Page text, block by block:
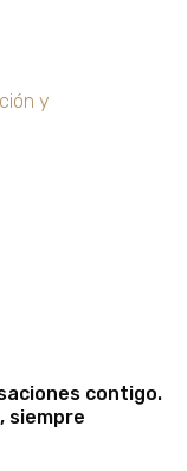
y
contigo.
siempre